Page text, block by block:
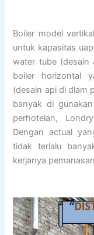
Boiler model
untuk kapasitas
water tube (desain
boiler horizontal
(desain api di dlam
banyak di
perhotelan,
Dengan actual
tidak terlalu
kerjanya